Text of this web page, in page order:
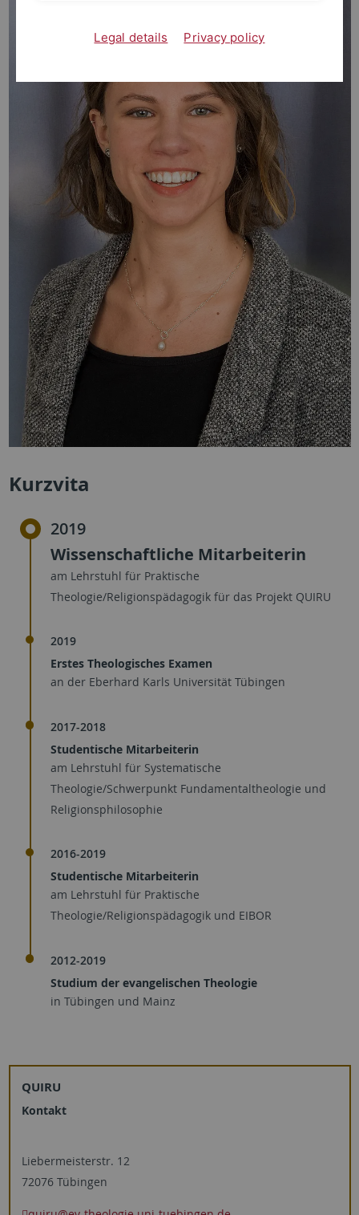
Kurzvita
2019
Wissenschaftliche Mitarbeiterin
am Lehrstuhl für Praktische
Theologie/Religionspädagogik für das Projekt QUIRU
2019
Erstes Theologisches Examen
an der Eberhard Karls Universität Tübingen
2017-2018
Studentische Mitarbeiterin
am Lehrstuhl für Systematische
Theologie/Schwerpunkt Fundamentaltheologie und
Religionsphilosophie
2016-2019
Studentische Mitarbeiterin
am Lehrstuhl für Praktische
Theologie/Religionspädagogik und EIBOR
2012-2019
Studium der evangelischen Theologie
in Tübingen und Mainz
QUIRU
Kontakt
Liebermeisterstr. 12
72076 Tübingen
Legal details Privacy policy